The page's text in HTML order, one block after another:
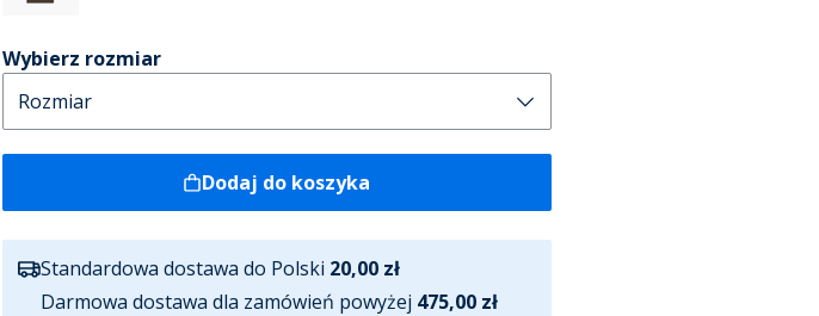
Wybierz rozmiar
Dodaj do koszyka
Standardowa dostawa do Polski 20,00 zł
Darmowa dostawa dla zamówień powyżej 475,00 zł